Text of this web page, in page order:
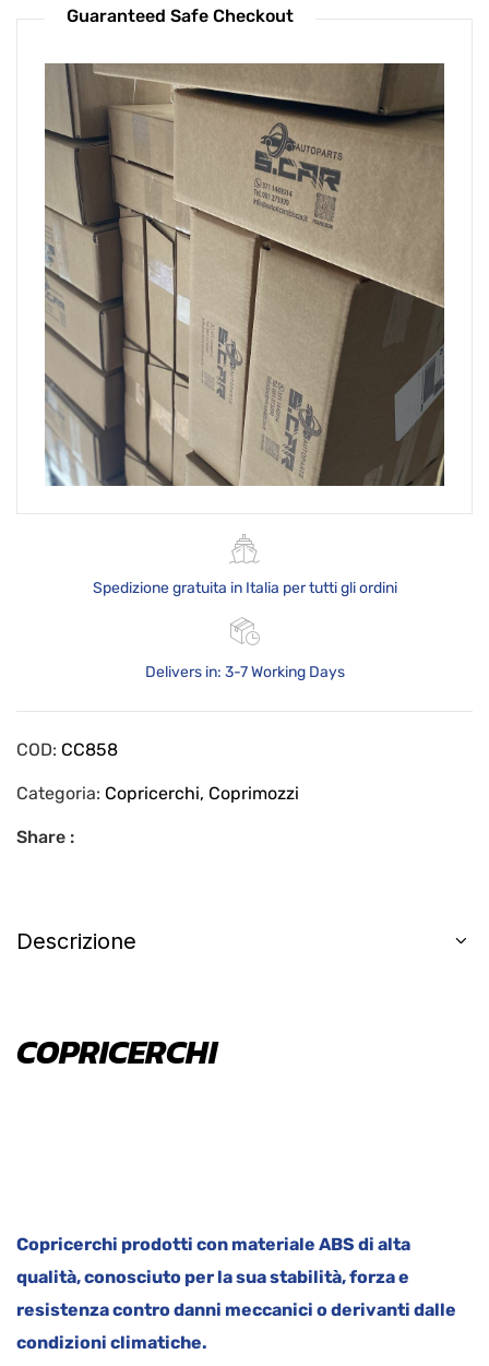
Guaranteed Safe Checkout
Spedizione gratuita in Italia per tutti gli ordini
Delivers in: 3-7 Working Days
COD: CC858
Categoria: Copricerchi, Coprimozzi
Share :
Descrizione
COPRICERCHI
Copricerchi prodotti con materiale ABS di alta
qualità, conosciuto per la sua stabilità, forza e
resistenza contro danni meccanici o derivanti dalle
condizioni climatiche.